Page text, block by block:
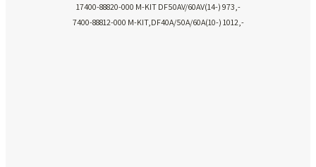
17400-88820-000 M-KIT DF50AV/60AV(14-) 973,-
7400-88812-000 M-KIT,DF40A/50A/60A(10-) 1012,-